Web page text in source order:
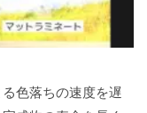
色落ちの速度を遅